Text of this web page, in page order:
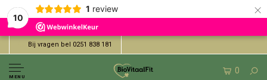
10
1 review ×
Bij vragen bel 0251 838 181
MENU
0